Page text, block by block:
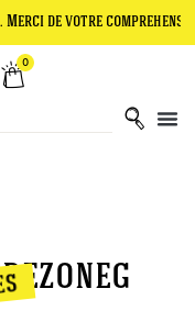
de votre compréhension.
0